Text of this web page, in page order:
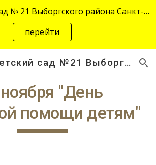
Skip to navigation
ГБДОУ детский сад № 21 Выборгского района Санкт-Петербурга переехал на новый адрес "site-2645.siteedu.ru".
перейти
ГБДОУ детский сад №21 Выборгского района Санкт-Петербурга
"День
помощи детям"